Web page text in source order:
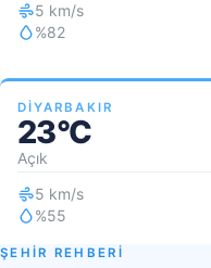
5 km/s
%82
DIYARBAKIR
23°C
Açık
5 km/s
%55
ŞEHİR REHBERİ